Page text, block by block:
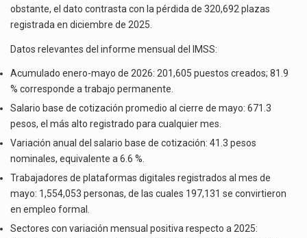
obstante, el dato contrasta con la pérdida de 320,692 plazas
registrada en diciembre de 2025.
Datos relevantes del informe mensual del IMSS:
Acumulado enero-mayo de 2026: 201,605 puestos creados; 81.9
% corresponde a trabajo permanente.
Salario base de cotización promedio al cierre de mayo: 671.3
pesos, el más alto registrado para cualquier mes.
Variación anual del salario base de cotización: 41.3 pesos
nominales, equivalente a 6.6 %.
Trabajadores de plataformas digitales registrados al mes de
mayo: 1,554,053 personas, de las cuales 197,131 se convirtieron
en empleo formal.
Sectores con variación mensual positiva respecto a 2025: